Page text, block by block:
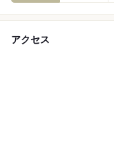
アクセス